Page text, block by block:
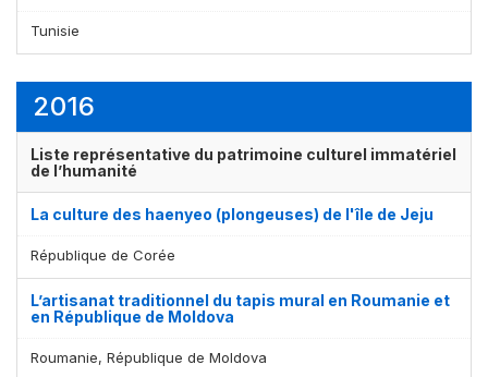
Tunisie
2016
Liste représentative du patrimoine culturel immatériel
de l’humanité
La culture des haenyeo (plongeuses) de l'île de Jeju
République de Corée
L’artisanat traditionnel du tapis mural en Roumanie et
en République de Moldova
Roumanie, République de Moldova